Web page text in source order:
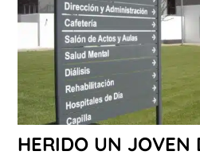
HERIDO UN JOVEN